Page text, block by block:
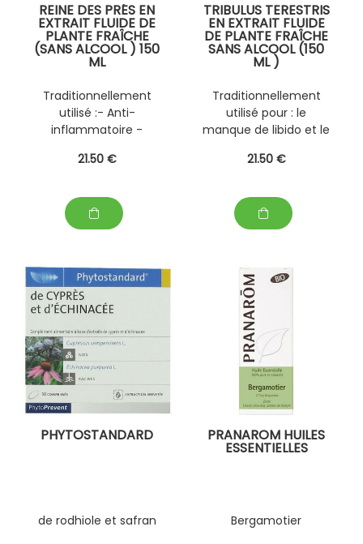
REINE DES PRÉS EN
EXTRAIT FLUIDE DE
PLANTE FRAÎCHE
(SANS ALCOOL ) 150
ML
AVEC D' AUTRES
PLANTES FRAÎCHES
(EPS)
Traditionnellement
utilisé :- Anti-
inflammatoire -
Diurétique - Troubles
Hyperuricémie -
Prévention des
lithiases rénales
21.50 €
TRIBULUS TERESTRIS
EN EXTRAIT FLUIDE
DE PLANTE FRAÎCHE
SANS ALCOOL (150
ML )
PERSONNALISABLE
AVEC D' AUTRES
PLANTES FRAÎCHES
(EPS)
Traditionnellement
utilisé pour : le
manque de libido et le
lié à l'âge .
21.50 €
PHYTOSTANDARD
de rodhiole et safran
PRANAROM HUILES
ESSENTIELLES
Bergamotier